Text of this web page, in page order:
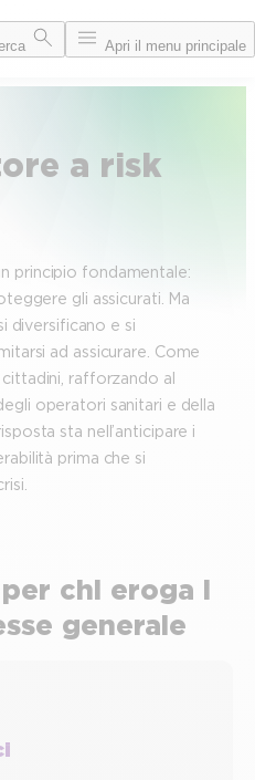
Apri il menu principale
a risk
principio fondamentale:
gli assicurati. Ma
diversificano e si
ad assicurare. Come
rafforzando al
operatori sanitari e della
sta nell’anticipare i
prima che si
chi eroga i
generale